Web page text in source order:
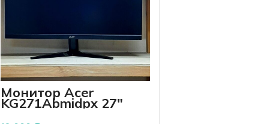
Монитор Acer
KG271Abmidpx 27″